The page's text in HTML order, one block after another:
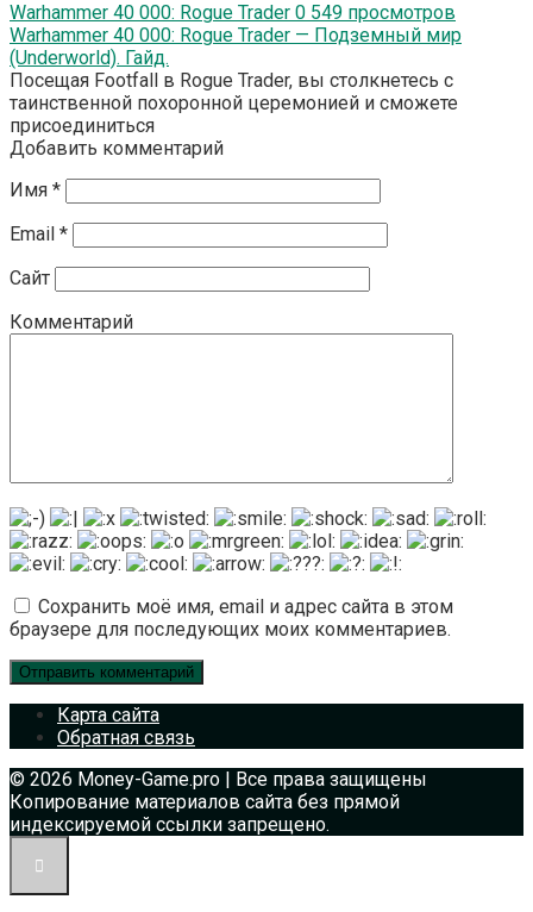
Warhammer 40 000: Rogue Trader 0 549 просмотров
Warhammer 40 000: Rogue Trader — Подземный мир
(Underworld). Гайд.
Посещая Footfall в Rogue Trader, вы столкнетесь с
таинственной похоронной церемонией и сможете
присоединиться
Добавить комментарий
Имя *
Email *
Сайт
Комментарий
Сохранить моё имя, email и адрес сайта в этом
браузере для последующих моих комментариев.
Карта сайта
Обратная связь
© 2026 Money-Game.pro | Все права защищены
Копирование материалов сайта без прямой
индексируемой ссылки запрещено.